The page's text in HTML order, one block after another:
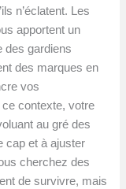
n’éclatent. Les
apportent un
des gardiens
des marques en
vos
contexte, votre
au gré des
cap et à ajuster
cherchez des
de survivre, mais